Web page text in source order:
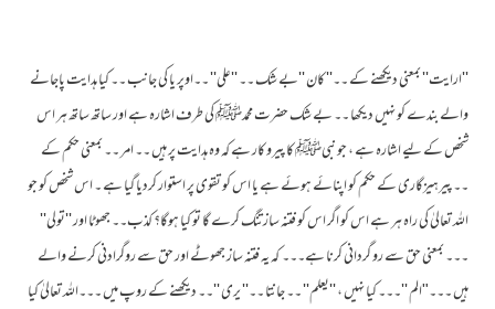
''ارایت'' بمعنی دیکھنے کے ۔۔'' کان ''بے شک ۔۔ ''علی'' ۔۔اوپر یا کی جانب ۔۔ کیا ہدایت پاجانے
والے بندے کو نہیں دیکھا ۔۔ بے شک حضرت محمدﷺ کی طرف اشارہ ہے اور ساتھ ساتھ ہر اس
شخص کے لیے اشارہ ہے ، جو نبیﷺ کا پیرو کار ہے کہ وہ ہدایت پر ہیں ۔۔ امر ۔۔ بمعنی حکم کے
۔۔ پیرہیزگاری کے حکم کو اپنائے ہوئے ہے یا اس کو تقوی پر استوار کردیا گیا ہے ۔ اس شخص کو جو
اللہ تعالیٰ کی راہ ہر ہے اس کو اگر اس کو فتنہ ساز تنگ کرے گا تو کیا ہوگا؟ کذب۔۔ جھوٹا اور ''تولی''
۔۔۔ بمعنی حق سے رو گردانی کرنا ہے۔۔۔ کہ یہ فتنہ ساز جھوٹے اور حق سے روگرادنی کرنے والے
ہیں ۔۔۔"الم ''۔۔۔ کیا نہیں ، ''یعلم'' ۔۔ جانتا ۔۔'' یری ''۔۔ دیکھنے کے روپ میں ۔۔۔اللہ تعالیٰ کیا